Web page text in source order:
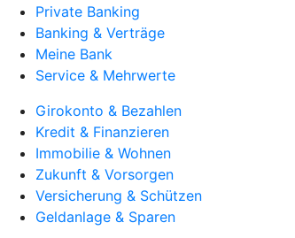
Private Banking
Banking & Verträge
Meine Bank
Service & Mehrwerte
Girokonto & Bezahlen
Kredit & Finanzieren
Immobilie & Wohnen
Zukunft & Vorsorgen
Versicherung & Schützen
Geldanlage & Sparen